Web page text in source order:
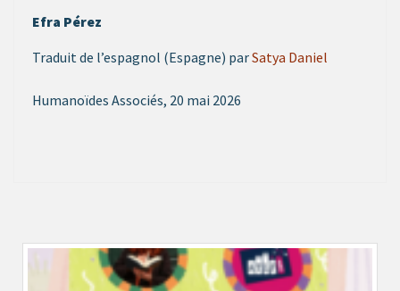
Efra Pérez
Traduit de l’espagnol (Espagne) parSatya Daniel
Humanoïdes Associés, 20 mai 2026